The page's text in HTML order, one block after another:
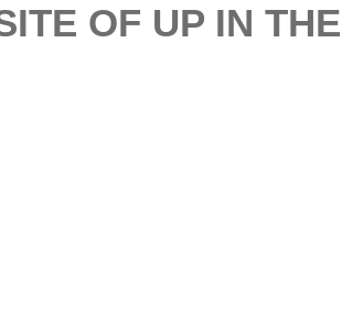
OF UP IN